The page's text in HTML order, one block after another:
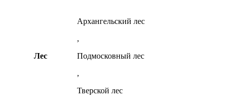
Лес
Архангельский лес
,
Подмосковный лес
,
Тверской лес